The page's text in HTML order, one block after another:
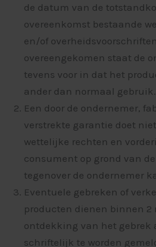
de datum van de
overeenkomst bestaande
en/of
overeengekomen staat de
tevens voor in dat het
ander dan normaal gebruik.
Een door de ondernemer,
verstrekte garantie doet
wettelijke rechten en
consument op grond van
tegenover de ondernemer
Eventuele gebreken of
producten dienen binnen 2
ontdekking van het gebrek
schriftelijk te worden